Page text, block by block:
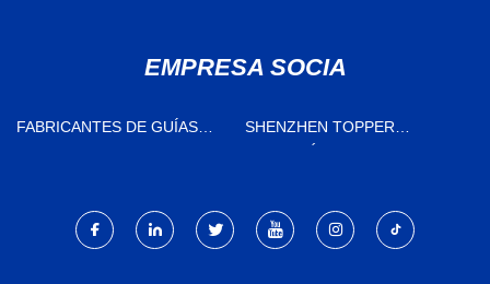
EMPRESA SOCIA
FABRICANTES DE GUÍAS
SHENZHEN TOPPER